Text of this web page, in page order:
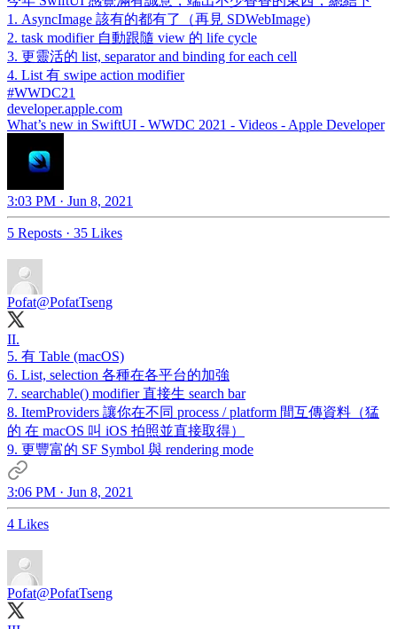
1. AsyncImage 該有的都有了（再見 SDWebImage)
2. task modifier 自動跟隨 view 的 life cycle
3. 更靈活的 list, separator and binding for each cell
#WWDC21
developer.apple.com
What’s new in SwiftUI - WWDC 2021 - Videos - Apple Developer
3:03 PM · Jun 8, 2021
5 Reposts · 35 Likes
Pofat@PofatTseng
II.
5. 有 Table (macOS)
6. List, selection 各種在各平台的加強
7. searchable() modifier 直接生 search bar
8. ItemProviders 讓你在不同 process / platform 間互傳資料（猛
的 在 macOS 叫 iOS 拍照並直接取得）
9. 更豐富的 SF Symbol 與 rendering mode
3:06 PM · Jun 8, 2021
4 Likes
Pofat@PofatTseng